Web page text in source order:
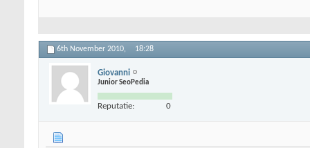
6th November 2010, 18:28
Giovanni
Junior SeoPedia
Reputatie: 0